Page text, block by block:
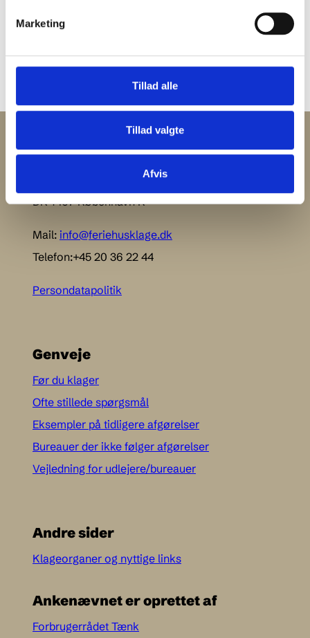
Marketing
Tillad alle
Tillad valgte
Afvis
eller sager, hvor der allerede måtte foreligge
Ankenævnet for Feriehusudlejning
DK-1467 København K
Mail: info@feriehusklage.dk
Telefon:+45 20 36 22 44
Persondatapolitik
Genveje
Før du klager
Ofte stillede spørgsmål
Eksempler på tidligere afgørelser
Bureauer der ikke følger afgørelser
Vejledning for udlejere/bureauer
Andre sider
Klageorganer og nyttige links
Ankenævnet er oprettet af
Forbrugerrådet Tænk